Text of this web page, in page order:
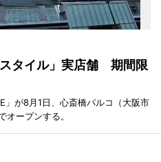
タイル」実店舗 期間限
」が8月1日、心斎橋パルコ（大阪市
オープンする。